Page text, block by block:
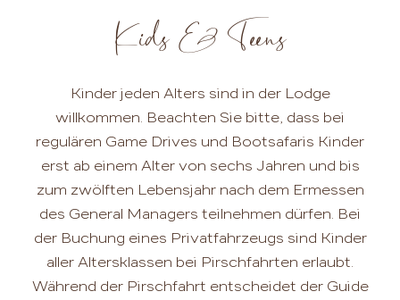
Kids & Teens
Kinder jeden Alters sind in der Lodge
willkommen. Beachten Sie bitte, dass bei
regulären Game Drives und Bootsafaris Kinder
erst ab einem Alter von sechs Jahren und bis
zum zwölften Lebensjahr nach dem Ermessen
des General Managers teilnehmen dürfen. Bei
der Buchung eines Privatfahrzeugs sind Kinder
aller Altersklassen bei Pirschfahrten erlaubt.
Während der Pirschfahrt entscheidet der Guide